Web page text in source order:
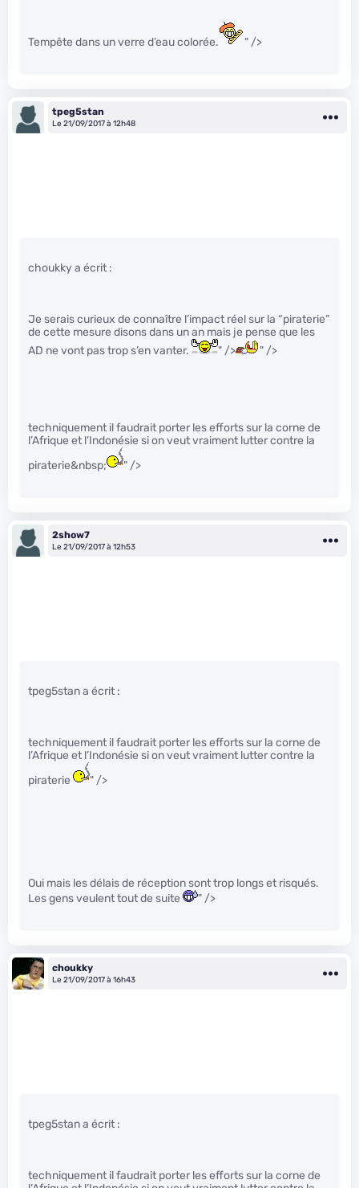
Tempête dans un verre d’eau colorée. " />
tpeg5stan
Le 21/09/2017 à 12h48
choukky a écrit :
Je serais curieux de connaître l’impact réel sur la “piraterie”
de cette mesure disons dans un an mais je pense que les
AD ne vont pas trop s’en vanter.
" /> " />
techniquement il faudrait porter les efforts sur la corne de
l’Afrique et l’Indonésie si on veut vraiment lutter contre la
piraterie&nbsp;
" />
2show7
Le 21/09/2017 à 12h53
tpeg5stan a écrit :
techniquement il faudrait porter les efforts sur la corne de
l’Afrique et l’Indonésie si on veut vraiment lutter contre la
piraterie
" />
Oui mais les délais de réception sont trop longs et risqués.
Les gens veulent tout de suite
" />
choukky
Le 21/09/2017 à 16h43
tpeg5stan a écrit :
techniquement il faudrait porter les efforts sur la corne de